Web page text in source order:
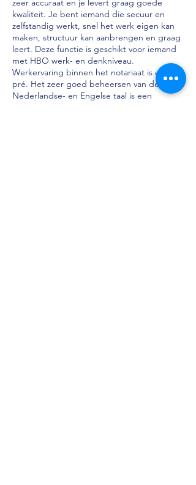
zeer accuraat en je levert graag goede
kwaliteit. Je bent iemand die secuur en
zelfstandig werkt, snel het werk eigen kan
maken, structuur kan aanbrengen en graag
leert. Deze functie is geschikt voor iemand
met HBO werk- en denkniveau.
Werkervaring binnen het notariaat is een
pré. Het zeer goed beheersen van de
Nederlandse- en Engelse taal is een